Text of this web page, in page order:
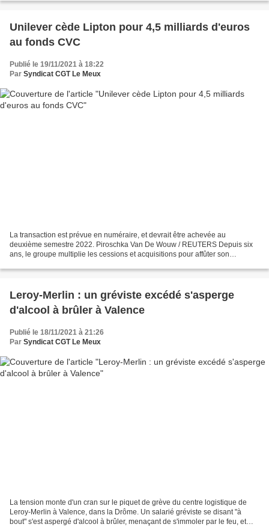
Unilever cède Lipton pour 4,5 milliards d'euros
au fonds CVC
Publié le 19/11/2021 à 18:22
Par Syndicat CGT Le Meux
La transaction est prévue en numéraire, et devrait être achevée au
deuxième semestre 2022. Piroschka Van De Wouw / REUTERS Depuis six
ans, le groupe multiplie les cessions et acquisitions pour affûter son
Leroy-Merlin : un gréviste excédé s'asperge
d'alcool à brûler à Valence
Publié le 18/11/2021 à 21:26
Par Syndicat CGT Le Meux
La tension monte d'un cran sur le piquet de grève du centre logistique de
Leroy-Merlin à Valence, dans la Drôme. Un salarié gréviste se disant "à
bout" s'est aspergé d'alcool à brûler, menaçant de s'immoler par le feu, et